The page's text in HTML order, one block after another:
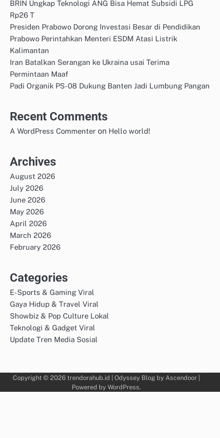
BRIN Ungkap Teknologi ANG Bisa Hemat Subsidi LPG
Rp26 T
Presiden Prabowo Dorong Investasi Besar di Pendidikan
Prabowo Perintahkan Menteri ESDM Atasi Listrik
Kalimantan
Iran Batalkan Serangan ke Ukraina usai Terima
Permintaan Maaf
Padi Organik PS-08 Dukung Banten Jadi Lumbung Pangan
Recent Comments
A WordPress Commenter on Hello world!
Archives
August 2026
July 2026
June 2026
May 2026
April 2026
March 2026
February 2026
Categories
E-Sports & Gaming Viral
Gaya Hidup & Travel Viral
Showbiz & Pop Culture Lokal
Teknologi & Gadget Viral
Update Tren Media Sosial
Copyright © 2026 trendorahub.id | Odyssey Blog by Ascendoor|
Powered by WordPress.